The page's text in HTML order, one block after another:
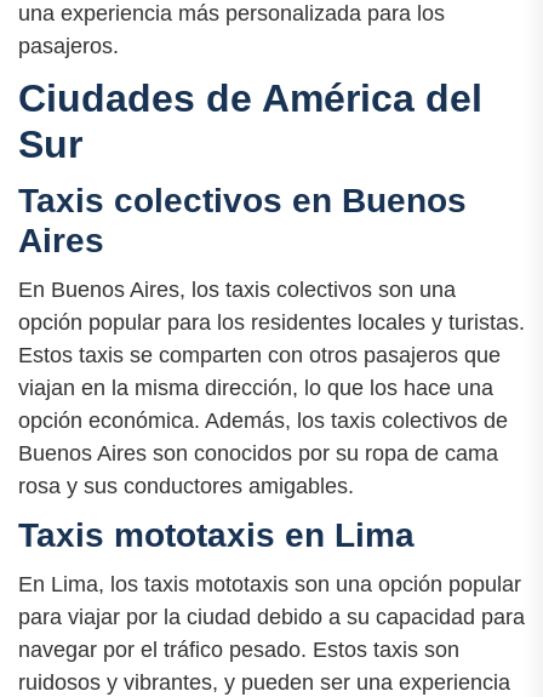
una experiencia más personalizada para los
pasajeros.
Ciudades de América del
Sur
Taxis colectivos en Buenos
Aires
En Buenos Aires, los taxis colectivos son una
opción popular para los residentes locales y turistas.
Estos taxis se comparten con otros pasajeros que
viajan en la misma dirección, lo que los hace una
opción económica. Además, los taxis colectivos de
Buenos Aires son conocidos por su ropa de cama
rosa y sus conductores amigables.
Taxis mototaxis en Lima
En Lima, los taxis mototaxis son una opción popular
para viajar por la ciudad debido a su capacidad para
navegar por el tráfico pesado. Estos taxis son
ruidosos y vibrantes, y pueden ser una experiencia